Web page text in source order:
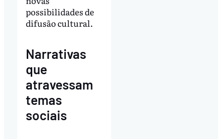
possibilidades de
difusão cultural.
Narrativas
que
atravessam
temas
sociais